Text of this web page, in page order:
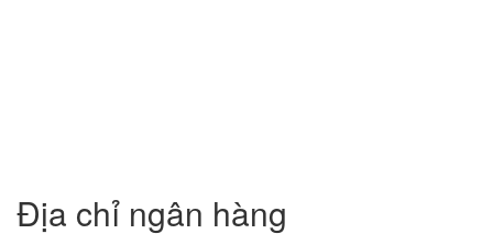
Địa chỉ ngân hàng